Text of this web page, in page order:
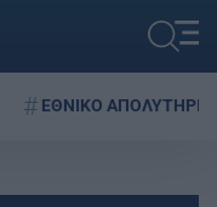
ΕΘΝΙΚΟ ΑΠΟΛΥΤΗΡΙΟ